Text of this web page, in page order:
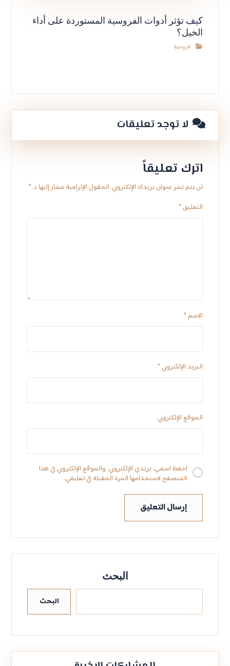
كيف تؤثر أدوات الفروسية المستوردة على أداء
الخيل؟
فروسية
لا توجد تعليقات
اترك تعليقاً
لن يتم نشر عنوان بريدك الإلكتروني. الحقول الإلزامية مشار إليها بـ*
التعليق*
الاسم*
البريد الإلكتروني*
الموقع الإلكتروني
احفظ اسمي، بريدي الإلكتروني، والموقع الإلكتروني في هذا
المتصفح لاستخدامها المرة المقبلة في تعليقي.
إرسال التعليق
البحث
البحث